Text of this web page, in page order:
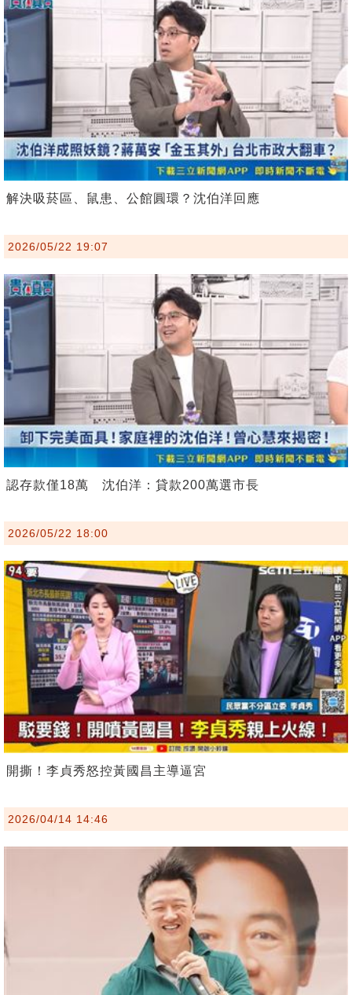
解決吸菸區、鼠患、公館圓環？沈伯洋回應
2026/05/22 19:07
認存款僅18萬 沈伯洋：貸款200萬選市長
2026/05/22 18:00
開撕！李貞秀怒控黃國昌主導逼宮
2026/04/14 14:46